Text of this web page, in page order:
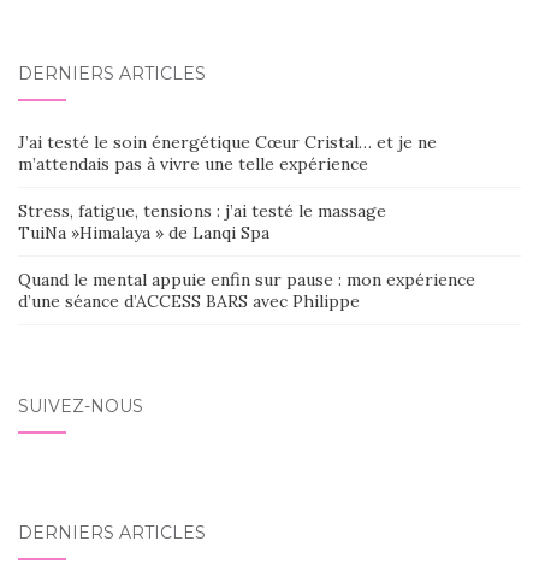
DERNIERS ARTICLES
J’ai testé le soin énergétique Cœur Cristal… et je ne
m’attendais pas à vivre une telle expérience
Stress, fatigue, tensions : j’ai testé le massage
TuiNa »Himalaya » de Lanqi Spa
Quand le mental appuie enfin sur pause : mon expérience
d’une séance d’ACCESS BARS avec Philippe
SUIVEZ-NOUS
DERNIERS ARTICLES